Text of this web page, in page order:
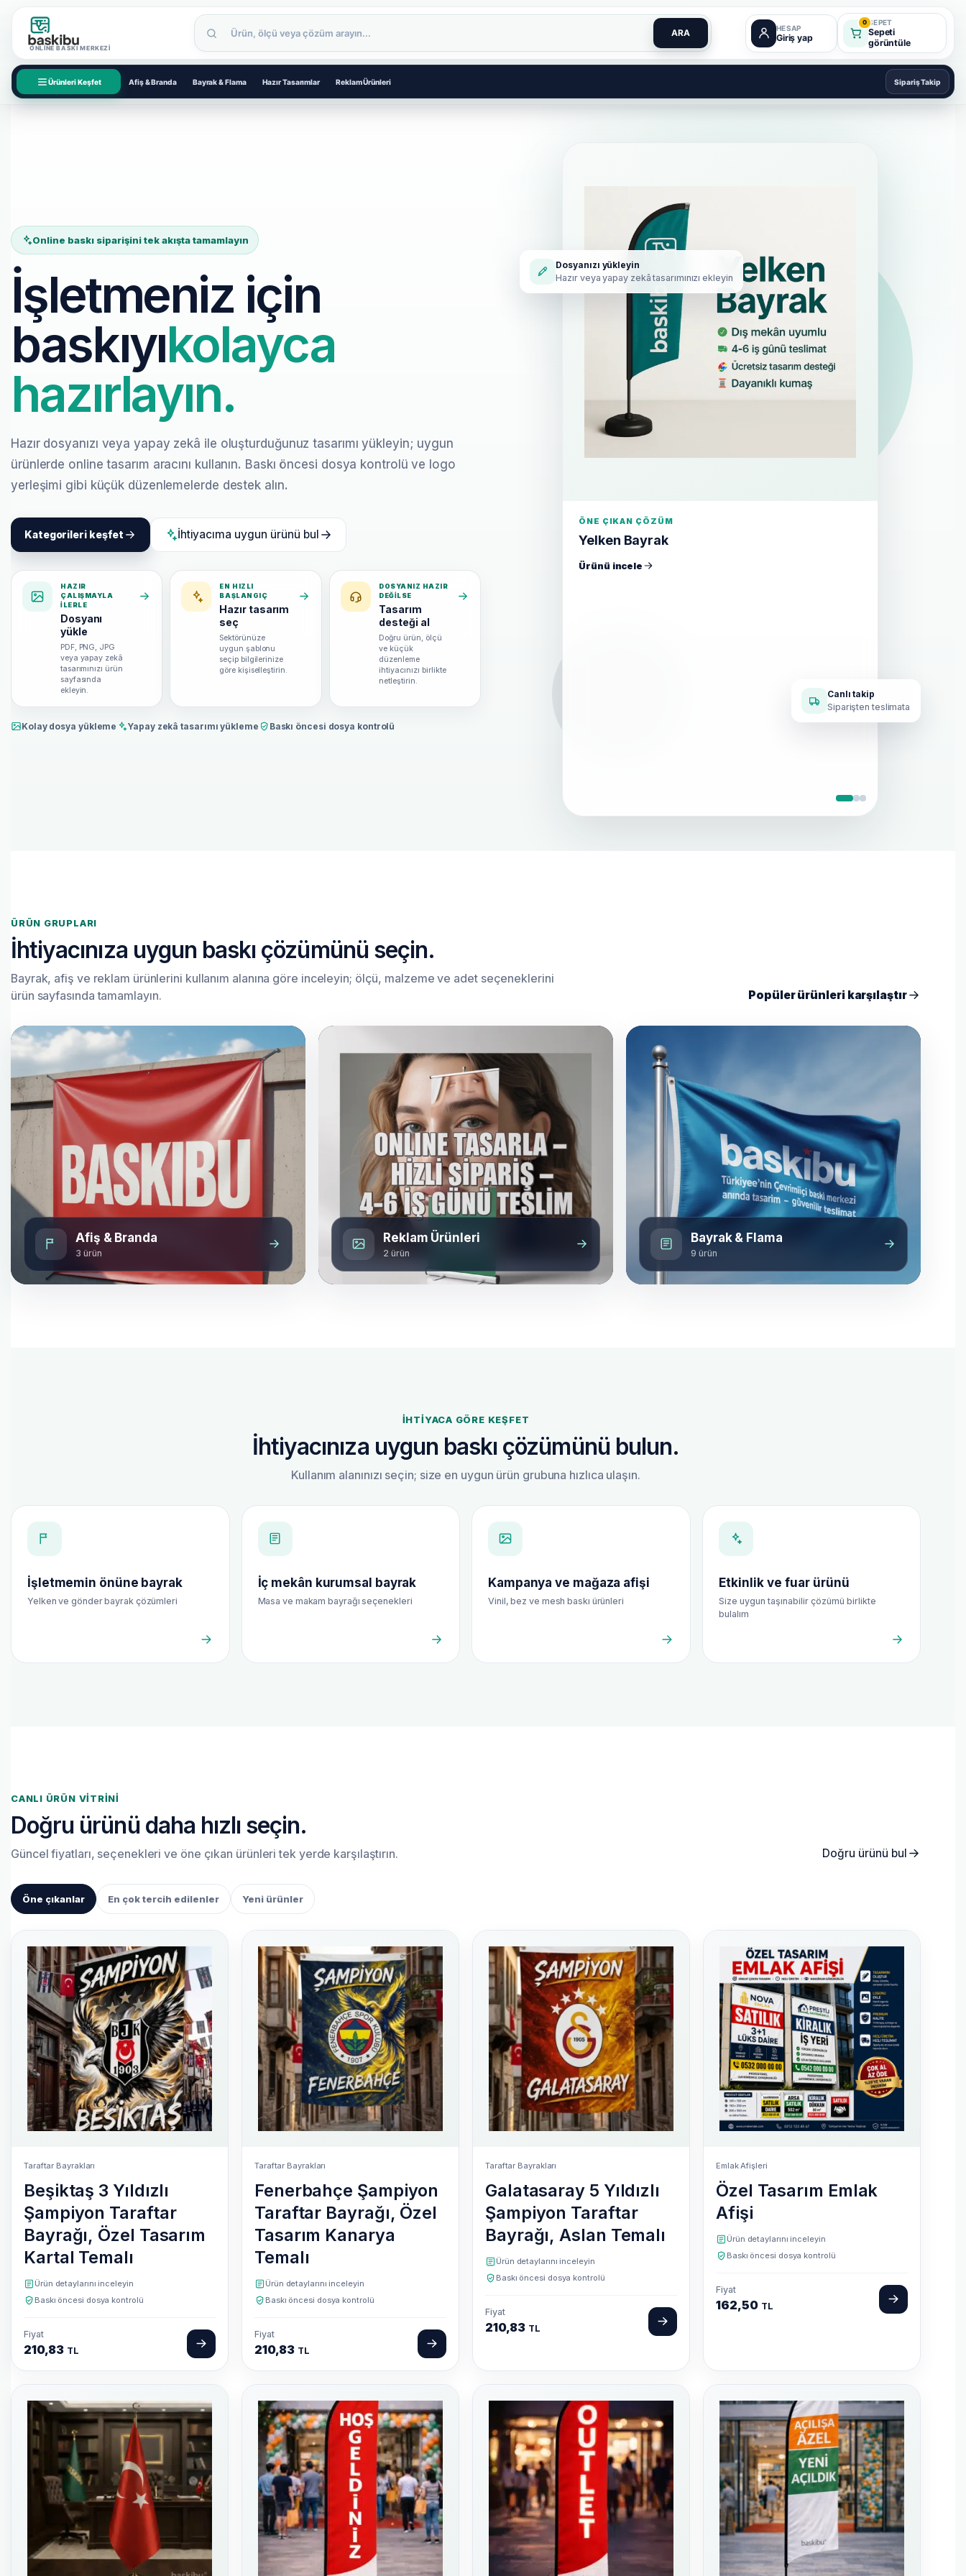
ONLINE BASKI MERKEZI
ARA HESAP
Giriş yap
0 SEPET
Sepeti
görüntüle
Ürünleri Keşfet Afiş & Branda Bayrak & Flama Hazır Tasarımlar Reklam Ürünleri Sipariş Takip
Online baskı siparişini tek akışta tamamlayın
İşletmeniz için
baskıyıkolayca
hazırlayın.
Hazır dosyanızı veya yapay zekâ ile oluşturduğunuz tasarımı yükleyin; uygun
ürünlerde online tasarım aracını kullanın. Baskı öncesi dosya kontrolü ve logo
yerleşimi gibi küçük düzenlemelerde destek alın.
Kategorileri keşfet İhtiyacıma uygun ürünü bul
HAZIR
ÇALIŞMAYLA
ILERLE
Dosyanı
yükle
PDF, PNG, JPG
veya yapay zekâ
tasarımınızı ürün
sayfasında
ekleyin.
EN HIZLI
BAŞLANGIÇ
Hazır tasarım
seç
Sektörünüze
uygun şablonu
seçip bilgilerinize
göre kişiselleştirin.
DOSYANIZ HAZIR
DEĞILSE
Tasarım
desteği al
Doğru ürün, ölçü
ve küçük
düzenleme
ihtiyacınızı birlikte
netleştirin.
Kolay dosya yükleme Yapay zekâ tasarımı yükleme Baskı öncesi dosya kontrolü
ÖNE ÇIKAN ÇÖZÜM
Yelken Bayrak
Ürünü incele
Dosyanızı yükleyin
Hazır veya yapay zekâ tasarımınızı ekleyin
Canlı takip
Siparişten teslimata
ÜRÜN GRUPLARI
İhtiyacınıza uygun baskı çözümünü seçin.
Bayrak, afiş ve reklam ürünlerini kullanım alanına göre inceleyin; ölçü, malzeme ve adet seçeneklerini
ürün sayfasında tamamlayın.
Popüler ürünleri karşılaştır
Afiş & Branda
3 ürün
Reklam Ürünleri
2 ürün
Bayrak & Flama
9 ürün
İHTIYACA GÖRE KEŞFET
İhtiyacınıza uygun baskı çözümünü bulun.
Kullanım alanınızı seçin; size en uygun ürün grubuna hızlıca ulaşın.
İşletmemin önüne bayrak
Yelken ve gönder bayrak çözümleri
İç mekân kurumsal bayrak
Masa ve makam bayrağı seçenekleri
Kampanya ve mağaza afişi
Vinil, bez ve mesh baskı ürünleri
Etkinlik ve fuar ürünü
Size uygun taşınabilir çözümü birlikte
bulalım
CANLI ÜRÜN VITRINI
Doğru ürünü daha hızlı seçin.
Güncel fiyatları, seçenekleri ve öne çıkan ürünleri tek yerde karşılaştırın. Doğru ürünü bul
Öne çıkanlar En çok tercih edilenler Yeni ürünler
Taraftar Bayrakları
Beşiktaş 3 Yıldızlı
Şampiyon Taraftar
Bayrağı, Özel Tasarım
Kartal Temalı
Ürün detaylarını inceleyin
Baskı öncesi dosya kontrolü
Fiyat
210,83 TL
Taraftar Bayrakları
Fenerbahçe Şampiyon
Taraftar Bayrağı, Özel
Tasarım Kanarya
Temalı
Ürün detaylarını inceleyin
Baskı öncesi dosya kontrolü
Fiyat
210,83 TL
Taraftar Bayrakları
Galatasaray 5 Yıldızlı
Şampiyon Taraftar
Bayrağı, Aslan Temalı
Ürün detaylarını inceleyin
Baskı öncesi dosya kontrolü
Fiyat
210,83 TL
Emlak Afişleri
Özel Tasarım Emlak
Afişi
Ürün detaylarını inceleyin
Baskı öncesi dosya kontrolü
Fiyat
162,50 TL